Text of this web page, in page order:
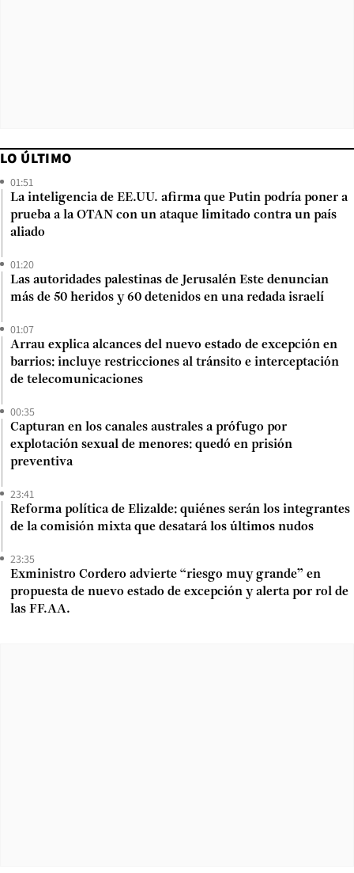
LO ÚLTIMO
01:51
La inteligencia de EE.UU. afirma que Putin podría poner a
prueba a la OTAN con un ataque limitado contra un país
aliado
01:20
Las autoridades palestinas de Jerusalén Este denuncian
más de 50 heridos y 60 detenidos en una redada israelí
01:07
Arrau explica alcances del nuevo estado de excepción en
barrios: incluye restricciones al tránsito e interceptación
de telecomunicaciones
00:35
Capturan en los canales australes a prófugo por
explotación sexual de menores: quedó en prisión
preventiva
23:41
Reforma política de Elizalde: quiénes serán los integrantes
de la comisión mixta que desatará los últimos nudos
23:35
Exministro Cordero advierte “riesgo muy grande” en
propuesta de nuevo estado de excepción y alerta por rol de
las FF.AA.